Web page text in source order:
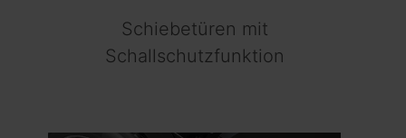
Schiebetüren mit
Schallschutzfunktion